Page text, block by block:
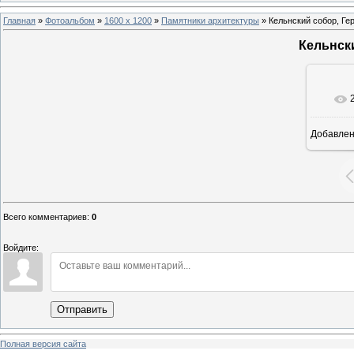
Главная » Фотоальбом » 1600 x 1200 » Памятники архитектуры » Кельнский собор,
Всего комментариев: 0
Войдите:
Отправить
Полная версия сайта